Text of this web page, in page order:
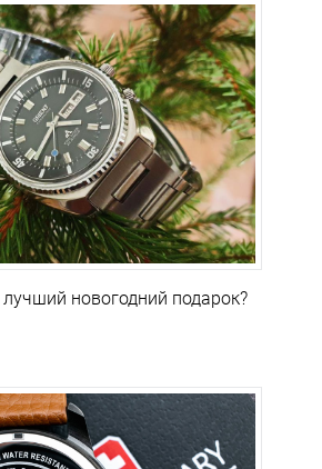
новогодний подарок?